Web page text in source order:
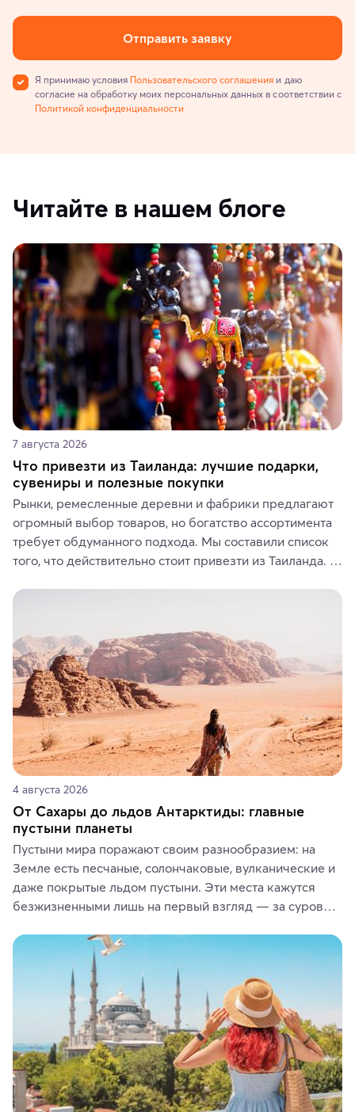
Отправить заявку
Я принимаю условия Пользовательского соглашения и даю
согласие на обработку моих персональных данных в соответствии с
Политикой конфиденциальности
Читайте в нашем блоге
7 августа 2026
Что привезти из Таиланда: лучшие подарки,
сувениры и полезные покупки
Рынки, ремесленные деревни и фабрики предлагают
огромный выбор товаров, но богатство ассортимента
требует обдуманного подхода. Мы составили список
того, что действительно стоит привезти из Таиланда.
средства, одежду, украшения, предметы интерьера
где их купить.
4 августа 2026
От Сахары до льдов Антарктиды: главные
пустыни планеты
Пустыни мира поражают своим разнообразием: на
Земле есть песчаные, солончаковые, вулканические и
даже покрытые льдом пустыни. Эти места кажутся
безжизненными лишь на первый взгляд — за суровой
животные и маршруты, которые дарят одни из самых
ярких впечатлений от путешествий.